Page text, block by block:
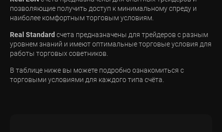
позволяющие получить доступ к минимальному спреду и
наиболее комфортным торговым условиям.
Real Standard счета предназначены для трейдеров с разным
уровнем знаний и имеют оптимальные торговые условия для
работы торговых советников.
В таблице ниже вы можете подробно ознакомиться с
торговыми условиями для каждого типа счёта.